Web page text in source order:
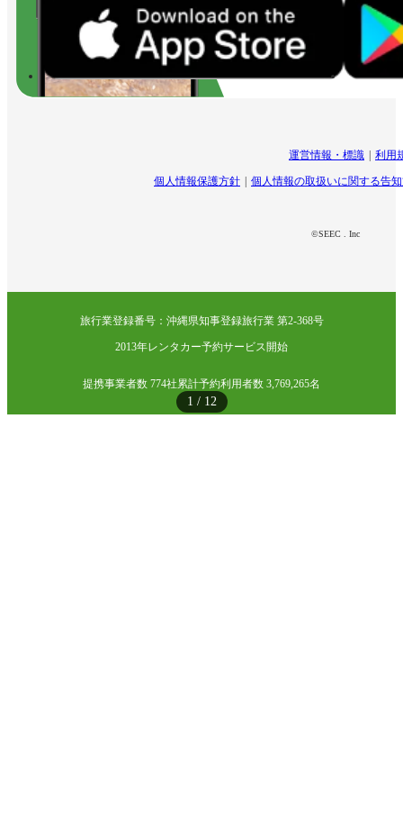
1 / 12
運営情報・標識 利用
個人情報保護方針 個人情報の取扱いに関する告
©SEEC . Inc
旅行業登録番号：沖縄県知事登録旅行業 第2-368号
2013年レンタカー予約サービス開始
提携事業者数 774社累計予約利用者数 3,769,265名